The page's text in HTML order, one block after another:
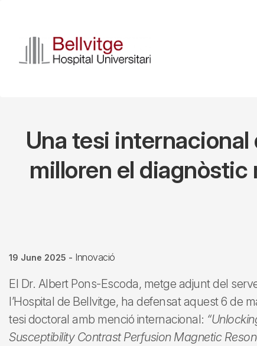
content
Una tesi
milloren el diagnòstic
19 June 2025 - Innovació
El Dr. Albert Pons-Escoda, metge adjunt del
l’Hospital de Bellvitge, ha defensat aquest 6 de
tesi doctoral amb menció internacional:
Susceptibility Contrast Perfusion Magnetic